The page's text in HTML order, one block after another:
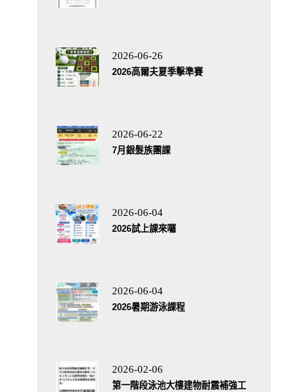
2026-06-26
2026高爾夫夏季擊準賽
2026-06-22
7月銀髮族團課
2026-06-04
2026試上課來囉
2026-06-04
2026暑期游泳課程
2026-02-06
第一階段泳池大樓建物耐震補強工